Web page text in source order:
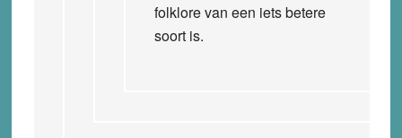
folklore van een iets betere
soort is.